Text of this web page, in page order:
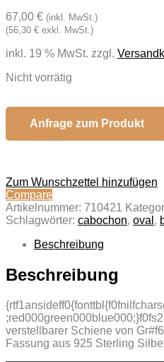
67,00 € (inkl. MwSt.)
(56,30 € exkl. MwSt.)
inkl. 19 % MwSt. zzgl.
Nicht vorrätig
Anfrage zum Produkt
Zum Wunschzettel hinzufügen
Compare
Artikelnummer: 710421
Schlagwörter: cabochon, oval ,
Beschreibung
Beschreibung
verstellbarer Schiene von
Fassung aus 925 Sterling